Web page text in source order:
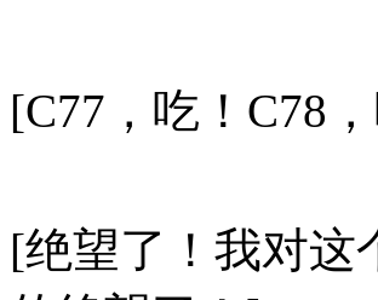
[C77，吃！C78
[绝望了！我对这